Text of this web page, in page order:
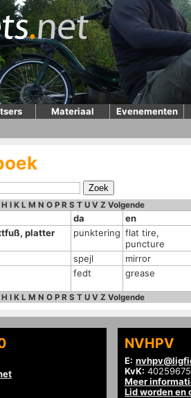
Materiaal Evenementen
H I K L M N O P R S T U V Z Volgende
da
en
platter
punktering flat tire,
puncture
spejl
mirror
fedt grease
H I K L M N O P R S T U V Z Volgende
NVHPV
E:
KvK: 40259675
Meer
Lid worden en